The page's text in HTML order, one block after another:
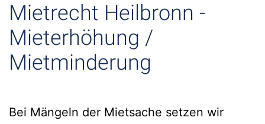
Mietrecht Heilbronn -
Mieterhöhung /
Mietminderung
Bei Mängeln der Mietsache setzen wir